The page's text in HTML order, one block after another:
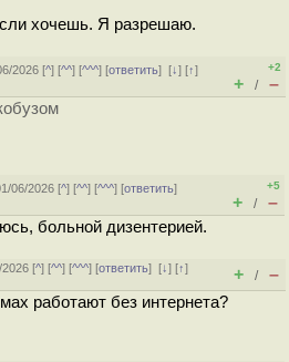
хочешь. Я разрешаю.
2026 [^] [^^] [^^^] [ответить][↓] [↑]
+2
+ / –
06/2026 [^] [^^] [^^^] [ответить]
+5
+ / –
больной дизентерией.
[^] [^^] [^^^] [ответить][↓] [↑]
+ / –
работают без интернета?